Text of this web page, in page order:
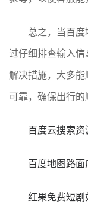
总之，当百
过仔细排查输入
解决措施，大多
可靠，确保出行的
百度云搜索资
百度地图路
红果免费短